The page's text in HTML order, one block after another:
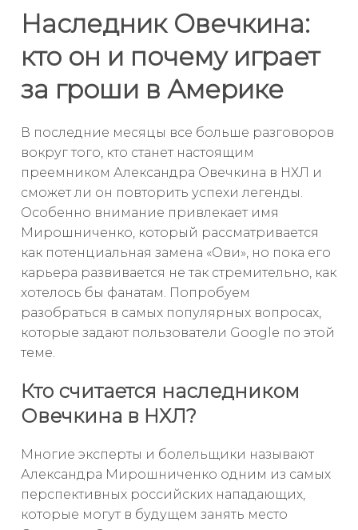
Наследник Овечкина:
кто он и почему играет
за гроши в Америке
В последние месяцы все больше разговоров
вокруг того, кто станет настоящим
преемником Александра Овечкина в НХЛ и
сможет ли он повторить успехи легенды.
Особенно внимание привлекает имя
Мирошниченко, который рассматривается
как потенциальная замена «Ови», но пока его
карьера развивается не так стремительно, как
хотелось бы фанатам. Попробуем
разобраться в самых популярных вопросах,
которые задают пользователи Google по этой
теме.
Кто считается наследником
Овечкина в НХЛ?
Многие эксперты и болельщики называют
Александра Мирошниченко одним из самых
перспективных российских нападающих,
которые могут в будущем занять место